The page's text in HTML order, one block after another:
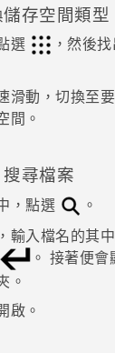
存空間類型
選 ，然後
滑動，切換至
間。
搜尋檔案
，點選
。
輸入檔名的其
。 接著便會
。
啟。